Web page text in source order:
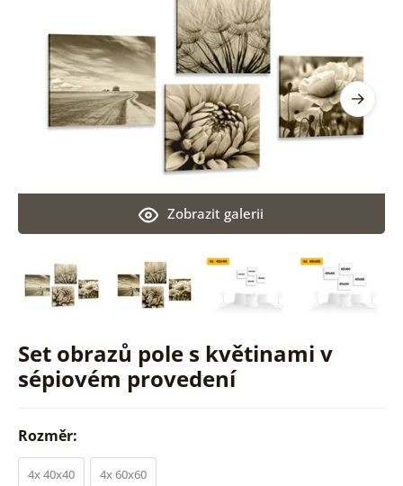
Set obrazů pole s květinami v
sépiovém provedení
Zobrazit galerii
Rozměr:
4x 40x40 4x 60x60